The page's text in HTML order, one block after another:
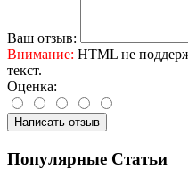
Ваш отзыв:
Внимание: HTML не
текст.
Оценка:
Написать отзыв
Популярные Статьи